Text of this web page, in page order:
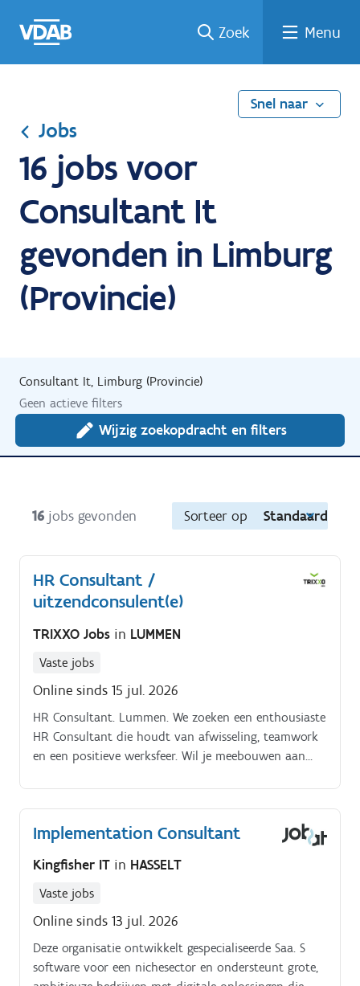
naar
een
een
job
naar
Zoek Menu
Snel naar
Jobs
16 jobs voor
Consultant It
gevonden in Limburg
(Provincie)
Consultant It, Limburg (Provincie)
Geen actieve filters
Wijzig zoekopdracht en filters
16 jobs gevonden Sorteer op Standaard
HR Consultant /
uitzendconsulent(e)
TRIXXO Jobs in LUMMEN
Vaste jobs
Online sinds 15 jul. 2026
HR Consultant. Lummen. We zoeken een enthousiaste
HR Consultant die houdt van afwisseling, teamwork
en een positieve werksfeer. Wil je meebouwen aan
hand gaan?.
Implementation Consultant
Kingfisher IT in HASSELT
Vaste jobs
Online sinds 13 jul. 2026
Deze organisatie ontwikkelt gespecialiseerde Saa. S
software voor een nichesector en ondersteunt grote,